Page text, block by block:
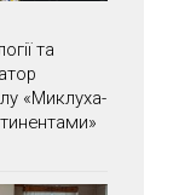
та
«Миклуха-